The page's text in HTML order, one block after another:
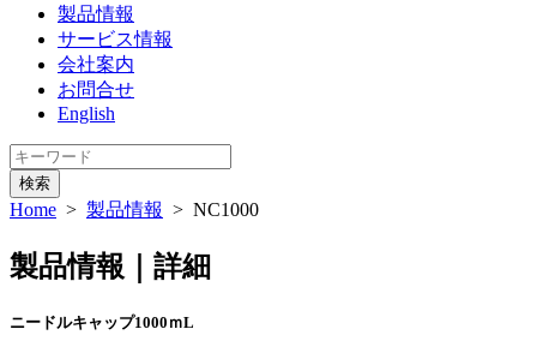
製品情報
サービス情報
会社案内
お問合せ
English
検索
Home > 製品情報 > NC1000
製品情報｜詳細
ニードルキャップ1000ｍL